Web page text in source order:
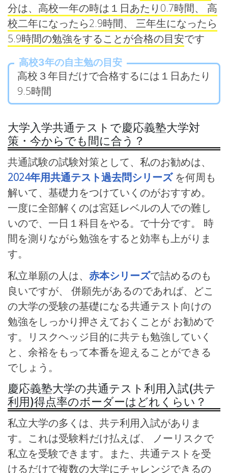
分は、高校一年の時は１日あたり0.7時間、 高
校二年になったら2.9時間、 三年生になったら
5.9時間の勉強をすることが合格の目安です
高校3年の自主勉の目安
高校３年目だけで合格するには１日あたり
9.5時間
大学入学共通テストで慶応義塾大学対
策・今からでも間に合う？
共通試験の試験対策として、私のお勧めは、
2024年用共通テスト過去問シリーズを何周も
解いて、基礎力をつけていくのがおすすめ。
一度に全部解くのは宮廷レベルの人での難し
いので、一日１科目をやる。で十分です。 時
間を測りながら勉強をすると効率も上がりま
す。
私立単願の人は、 赤本シリーズで詰めるのも
良いですが、 併願先があるのであれば、どこ
の大学の受験の基礎になる共通テスト向けの
勉強をしっかり押さえておくことが お勧めで
す。リスクヘッジ目的に共テも勉強していく
と、余裕をもって本番を迎えることができる
でしょう。
慶応義塾大学の共通テスト利用入試(共テ
利用)得点率のボーダーはどれくらい？
私立大学の多くは、共テ利用入試がありま
す。これは受験料だけ払えば、 ノーリスクで
私立を受験できます。また、共通テストを受
けるだけで複数の大学にチャレンジできるの